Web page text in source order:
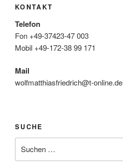
KONTAKT
Telefon
Fon +49-37423-47 003
Mobil +49-172-38 99 171
Mail
wolfmatthiasfriedrich@t-online.de
SUCHE
nach: